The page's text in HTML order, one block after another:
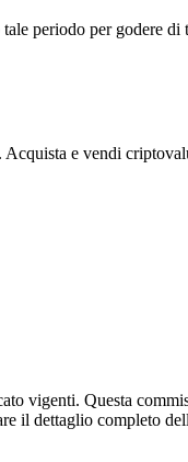
periodo per godere di
e vendi
vigenti. Questa
il dettaglio completo